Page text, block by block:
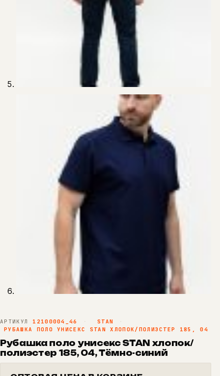
АРТИКУЛ 12100004_46 · STAN
·
РУБАШКА ПОЛО УНИСЕКС STAN ХЛОПОК/ПОЛИЭСТЕР 185, 04
Рубашка поло унисекс STAN хлопок/
полиэстер 185, 04, Тёмно-синий